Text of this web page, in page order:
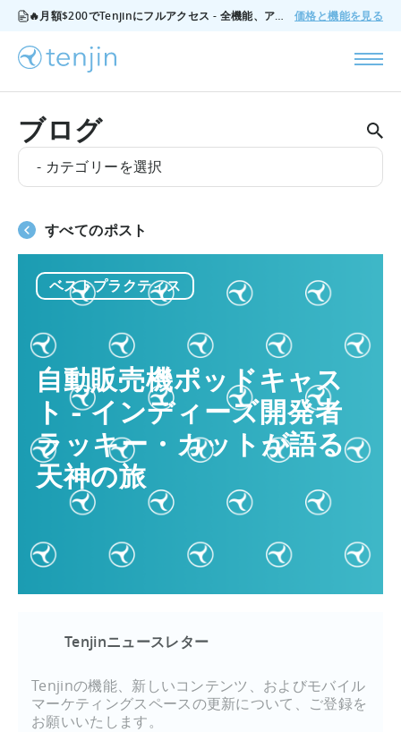
🔥月額$200でTenjinにフルアクセス - 全機能、アドオンなし、いつでもキャンセル可能。 価格と機能を見る
ブログ
- カテゴリーを選択
すべてのポスト
ベストプラクティス
自動販売機ポッドキャス
ト - インディーズ開発者
ラッキー・カットが語る
天神の旅
Tenjinニュースレター
Tenjinの機能、新しいコンテンツ、およびモバイル
マーケティングスペースの更新について、ご登録を
お願いいたします。